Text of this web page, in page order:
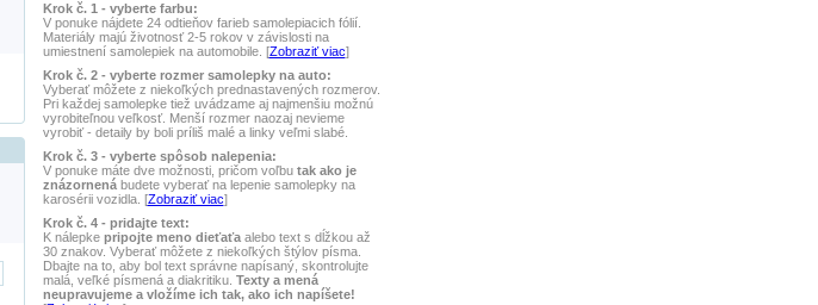
Krok č. 1 - vyberte farbu:
V ponuke nájdete 24 odtieňov farieb samolepiacich fólií.
Materiály majú životnosť 2-5 rokov v závislosti na
umiestnení samolepiek na automobile. [Zobraziť viac]
Krok č. 2 - vyberte rozmer samolepky na auto:
Vyberať môžete z niekoľkých prednastavených rozmerov.
Pri každej samolepke tiež uvádzame aj najmenšiu možnú
vyrobiteľnou veľkosť. Menší rozmer naozaj nevieme
vyrobiť - detaily by boli príliš malé a linky veľmi slabé.
Krok č. 3 - vyberte spôsob nalepenia:
V ponuke máte dve možnosti, pričom voľbu tak ako je
znázornená budete vyberať na lepenie samolepky na
karosérii vozidla. [Zobraziť viac]
Krok č. 4 - pridajte text:
K nálepke pripojte meno dieťaťaalebo text s dĺžkou až
30 znakov. Vyberať môžete z niekoľkých štýlov písma.
Dbajte na to, aby bol text správne napísaný, skontrolujte
malá, veľké písmená a diakritiku. Texty a mená
neupravujeme a vložíme ich tak, ako ich napíšete!